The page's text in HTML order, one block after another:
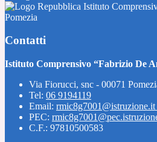
Istituto
Pomezia
Contatti
Istituto Comprensivo “Fabrizio De
Via Fiorucci, snc - 00071
Tel: 06 9194119
Email: rmic8g7001@istruzione.it
PEC:
C.F.: 97810500583